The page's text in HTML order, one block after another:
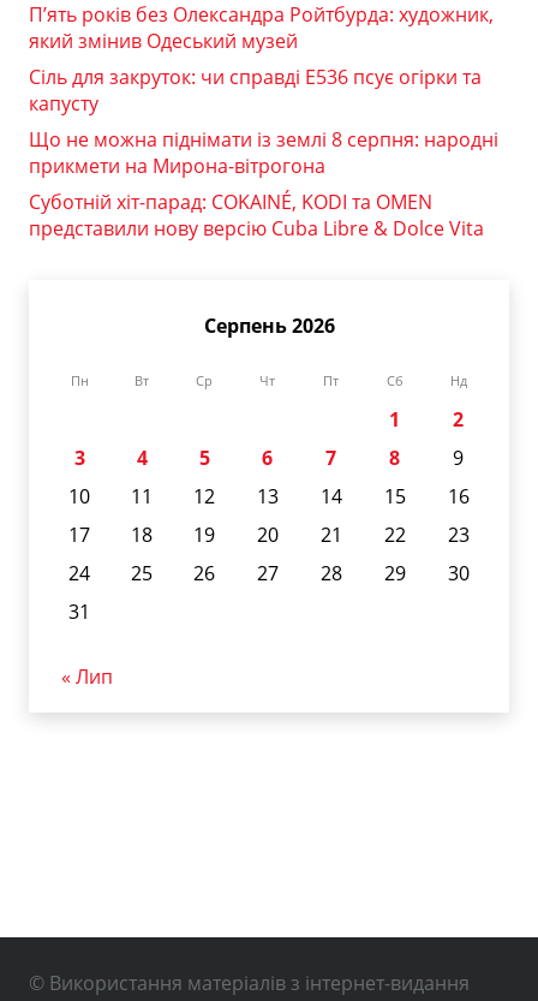
П’ять років без Олександра Ройтбурда: художник,
який змінив Одеський музей
Сіль для закруток: чи справді Е536 псує огірки та
капусту
Що не можна піднімати із землі 8 серпня: народні
прикмети на Мирона-вітрогона
Суботній хіт-парад: COKAINÉ, KODI та OMEN
представили нову версію Cuba Libre & Dolce Vita
Серпень 2026
Пн Вт Ср Чт Пт Сб Нд
1
2
3
4 5 6 7 8
9
10
11 12 13 14 15
16
17
18 19 20 21 22
23
24
25 26 27 28 29
30
31
« Лип
© Використання матеріалів з інтернет-видання